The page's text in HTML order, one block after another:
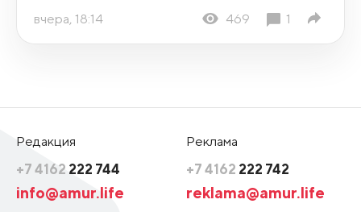
вчера, 18:14 469 1
Редакция
+7 4162 222 744
info@amur.life
Реклама
+7 4162 222 742
reklama@amur.life